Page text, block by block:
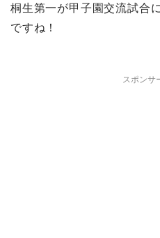
桐生第一が甲子園交流試合
ですね！
スポンサ